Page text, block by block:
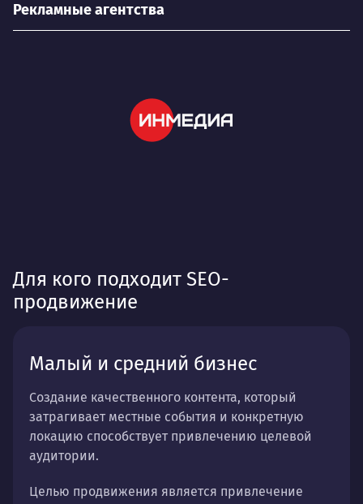
Рекламные агентства
Для кого подходит SEO-
продвижение
Малый и средний бизнес
Создание качественного контента, который
затрагивает местные события и конкретную
локацию способствует привлечению целевой
аудитории.
Целью продвижения является привлечение